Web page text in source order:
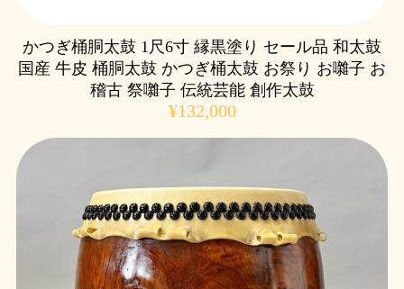
かつぎ桶胴太鼓 1尺6寸 縁黒塗り セール品 和太鼓
国産 牛皮 桶胴太鼓 かつぎ桶太鼓 お祭り お囃子 お
稽古 祭囃子 伝統芸能 創作太鼓
¥132,000